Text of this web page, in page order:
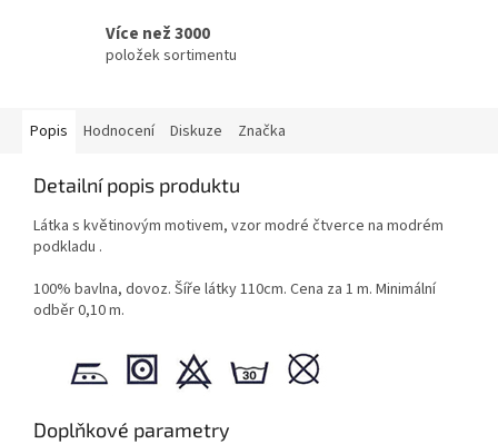
Více než 3000
položek sortimentu
Popis Hodnocení Diskuze Značka
Detailní popis produktu
Látka s květinovým motivem, vzor modré čtverce na modrém
podkladu .
100% bavlna, dovoz. Šíře látky 110cm. Cena za 1 m. Minimální
odběr 0,10 m.
Doplňkové parametry